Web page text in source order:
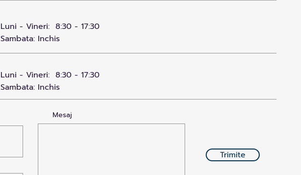
Luni - Vineri: 8:30 - 17:30
Sambata: Inchis
Luni - Vineri: 8:30 - 17:30
Sambata: Inchis
Mesaj
Trimite